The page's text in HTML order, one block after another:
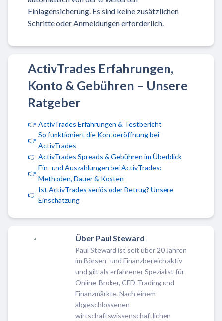
Einlagensicherung. Es sind keine zusätzlichen
Schritte oder Anmeldungen erforderlich.
ActivTrades Erfahrungen,
Konto & Gebühren – Unsere
Ratgeber
👉 ActivTrades Erfahrungen & Testbericht
👉
So funktioniert die Kontoeröffnung bei
ActivTrades
👉 ActivTrades Spreads & Gebühren im Überblick
👉
Ein- und Auszahlungen bei ActivTrades:
Methoden, Dauer & Kosten
👉
Ist ActivTrades seriös oder Betrug? Unsere
Einschätzung
Über Paul Steward
Paul Steward ist seit über 20 Jahren
im Börsen- und Finanzbereich aktiv
und gilt als erfahrener Spezialist für
Online-Broker, CFD-Trading und
Finanzmärkte. Nach einem
abgeschlossenen
wirtschaftswissenschaftlichen